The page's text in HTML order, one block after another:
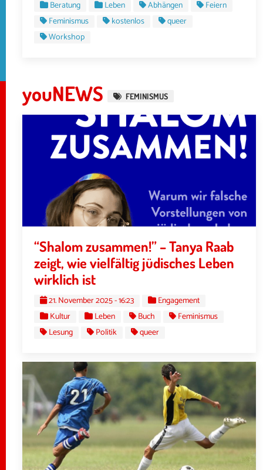
Beratung Leben Abhängen
Feiern
Feminismus
kostenlos
queer
Workshop
youNEWS FEMINISMUS
“Shalom zusammen!” – Tanya Raab
zeigt, wie vielfältig jüdisches Leben
wirklich ist
21. November 2025 - 16:23
Engagement
Kultur
Leben Buch
Feminismus
Lesung
Politik queer